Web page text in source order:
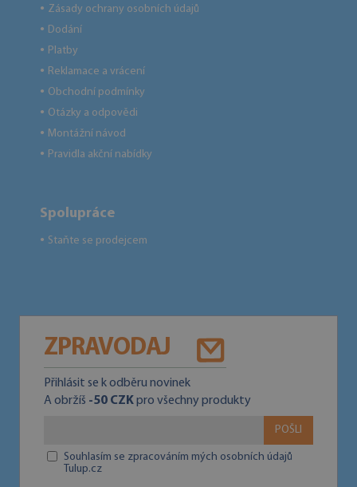
● Zásady ochrany osobních údajů
● Dodání
● Platby
● Reklamace a vrácení
● Obchodní podmínky
● Otázky a odpovědi
● Montážní návod
● Pravidla akční nabídky
Spolupráce
● Staňte se prodejcem
ZPRAVODAJ
Přihlásit se k odběru novinek
A obržíš -50 CZKpro všechny produkty
POŠLI
Souhlasím se zpracováním mých osobních údajů
Tulup.cz